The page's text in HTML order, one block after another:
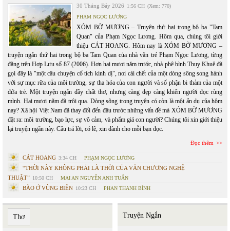
30 Tháng Bảy 2026 1:56 CH (Xem: 770)
PHẠM NGỌC LƯƠNG
XÓM BỜ MƯƠNG – Truyện thứ hai trong bộ ba "Tam
Quan" của Phạm Ngọc Lương. Hôm qua, chúng tôi giới
thiệu CÁT HOANG. Hôm nay là XÓM BỜ MƯƠNG –
truyện ngắn thứ hai trong bộ ba Tam Quan của nhà văn trẻ Phạm Ngọc Lương, từng
đăng trên Hợp Lưu số 87 (2006). Hơn hai mươi năm trước, nhà phê bình Thụy Khuê đã
gọi đây là "một câu chuyện cổ tích kinh dị", nơi cái chết của một dòng sông song hành
với sự mục rữa của môi trường, sự tha hóa của con người và số phận bi thảm của một
đứa trẻ. Một truyện ngắn đầy chất thơ, nhưng càng đẹp càng khiến người đọc rùng
mình. Hai mươi năm đã trôi qua. Dòng sông trong truyện có còn là một ẩn dụ của hôm
nay? Xã hội Việt Nam đã thay đổi đến đâu trước những vấn đề mà XÓM BỜ MƯƠNG
đặt ra: môi trường, bạo lực, sự vô cảm, và phẩm giá con người? Chúng tôi xin giới thiệu
lại truyện ngắn này. Câu trả lời, có lẽ, xin dành cho mỗi bạn đọc.
Đọc thêm
CÁT HOANG 3:34 CH PHẠM NGỌC LƯƠNG
“THỜI NÀY KHÔNG PHẢI LÀ THỜI CỦA VĂN CHƯƠNG NGHỆ
THUẬT” 10:50 CH MAI AN NGUYỄN ANH TUẤN
BÃO Ở VÙNG BIÊN 10:23 CH PHAN THANH BÌNH
Thơ Truyện Ngắn